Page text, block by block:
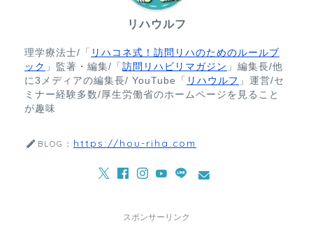
リハウルフ
理学療法士/「 リハコネ式！訪問リハのためのルールブ
ック 」監著・編集/「 訪問リハビリマガジン 」編集長/他
に3メディアの編集長/ YouTube「 リハウルフ 」運営/セ
ミナー経験多数/厚生労働省のホームページを見ること
が趣味
BLOG： https://hou-riha.com
スポンサーリンク